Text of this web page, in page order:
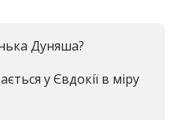
Дуняша?
у Євдокії в міру